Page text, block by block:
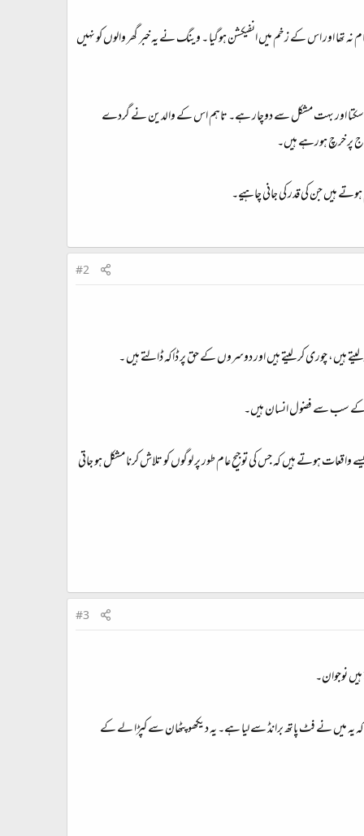
تھا اور اس کے زخم میں انفیکشن ہوگیا ۔ وینگ نے یہ خبر گھر والوں کو نہیں
سکتا اور بہت مشکل سے دوچار ہے۔ تاہم اس کے والدین نے گردے
ہیں جن کی قدر کی جانی چاہیے۔
#2
ہیں، چوری کر لیتے ہیں اور دوسروں کے حق پر ڈاکہ ڈالتے ہیں ۔
کے سب سے فضول انسان ہیں۔
ہوتے ہیں کہ جس کی توجیح عام طور پر لوگوں کو تلاش کرنا مشکل ہو جاتی
#3
نوجوان۔
کہ یہ میں نے فٹ پاتھ برانڈ سے لیا ہے۔ یہ دیکھو پٹھان سے کپڑا لے کے